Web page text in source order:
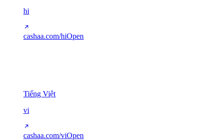
hi
cashaa.com/hiOpen
Tiếng Việt
vi
cashaa.com/viOpen